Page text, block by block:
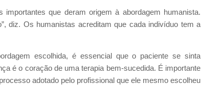
que deram origem à abordagem humanista.
diz. Os humanistas acreditam que cada indivíduo tem a
escolhida, é essencial que o paciente se sinta
é o coração de uma terapia bem-sucedida. É importante
adotado pelo profissional que ele mesmo escolheu